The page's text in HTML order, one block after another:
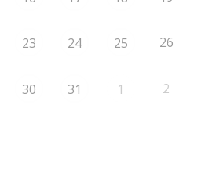
23 24 25 26
30 31 1 2